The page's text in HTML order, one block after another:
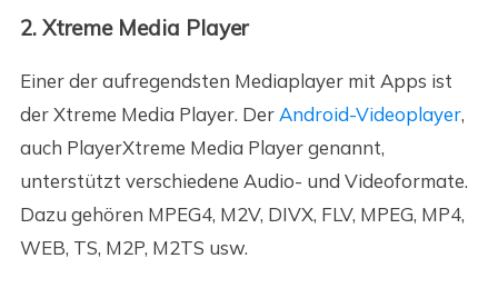
2. Xtreme Media Player
Einer der aufregendsten Mediaplayer mit Apps ist
der Xtreme Media Player. Der Android-Videoplayer,
auch PlayerXtreme Media Player genannt,
unterstützt verschiedene Audio- und Videoformate.
Dazu gehören MPEG4, M2V, DIVX, FLV, MPEG, MP4,
WEB, TS, M2P, M2TS usw.